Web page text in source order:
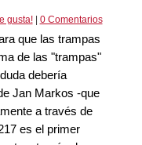
gusta!| 0 Comentarios
que las trampas
de las "trampas"
debería
Jan Markos -que
a través de
es el primer